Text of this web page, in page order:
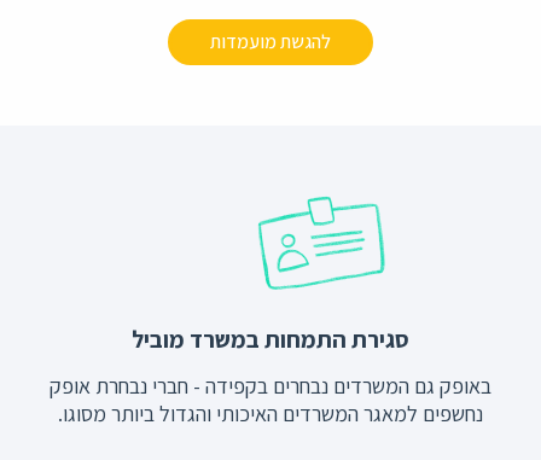
להגשת מועמדות
סגירת התמחות במשרד מוביל
באופק גם המשרדים נבחרים בקפידה - חברי נבחרת אופק
נחשפים למאגר המשרדים האיכותי והגדול ביותר מסוגו.